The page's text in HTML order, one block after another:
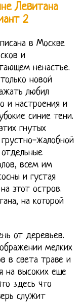
Левитана
2
в Москве
и
ненастье.
новой
любил
и настроения и
синие тени.
гнутых
жалобной
всем им
и густая
этот остров.
на которой
от деревьев.
мелких
в света траве и
на высоких еще
здесь что
служит